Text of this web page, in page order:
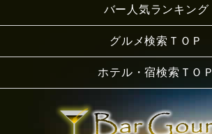
バー人気ランキング
グルメ検索ＴＯＰ
ホテル・宿検索ＴＯＰ